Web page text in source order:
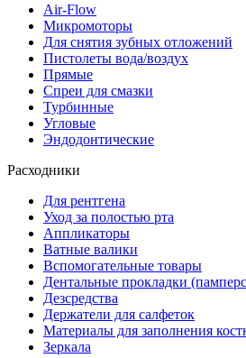
Air-Flow
Микромоторы
Для снятия зубных отложений
Пистолеты вода/воздух
Прямые
Спреи для смазки
Турбинные
Угловые
Эндодонтические
Расходники
Для рентгена
Уход за полостью рта
Аппликаторы
Ватные валики
Вспомогательные товары
Дентальные прокладки
Дезсредства
Держатели для салфеток
Материалы для заполнения
Зеркала